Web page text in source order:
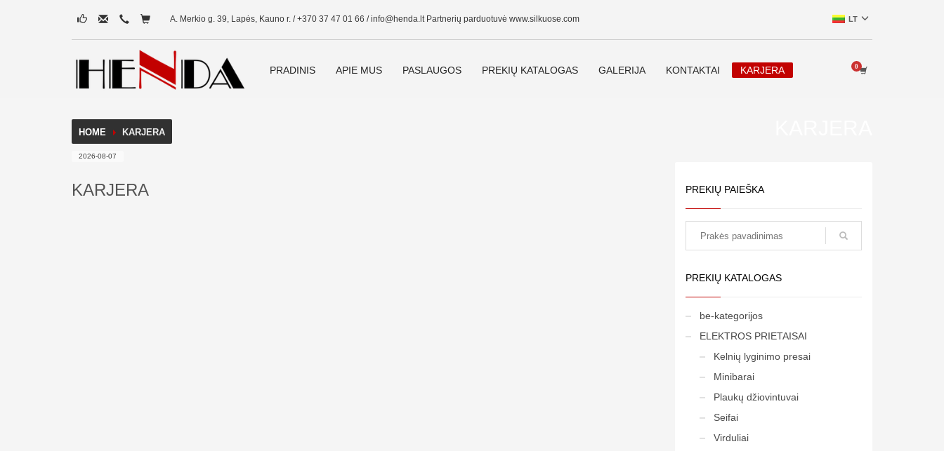
A. Merkio g. 39, Lapės, Kauno r. / +370 37 47 01 66 /info@henda.lt Partnerių parduotuvė www.silkuose.com LT
PRADINIS APIE MUS PASLAUGOS PREKIŲ KATALOGAS GALERIJA KONTAKTAI KARJERA
HOME KARJERA
2026-08-07
KARJERA PREKIŲ PAIEŠKA
PREKIŲ KATALOGAS
be-kategorijos
ELEKTROS PRIETAISAI
Kelnių lyginimo presai
Minibarai
Plaukų džiovintuvai
Seifai
Virduliai